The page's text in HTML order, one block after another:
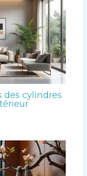
des cylindres